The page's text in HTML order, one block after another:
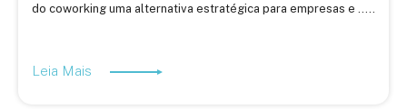
do coworking uma alternativa estratégica para empresas e .....
Leia Mais